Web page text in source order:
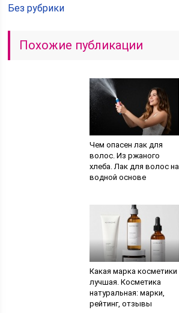
Без рубрики
Похожие публикации
Чем опасен лак для
волос. Из ржаного
хлеба. Лак для волос на
водной основе
Какая марка косметики
лучшая. Косметика
натуральная: марки,
рейтинг, отзывы